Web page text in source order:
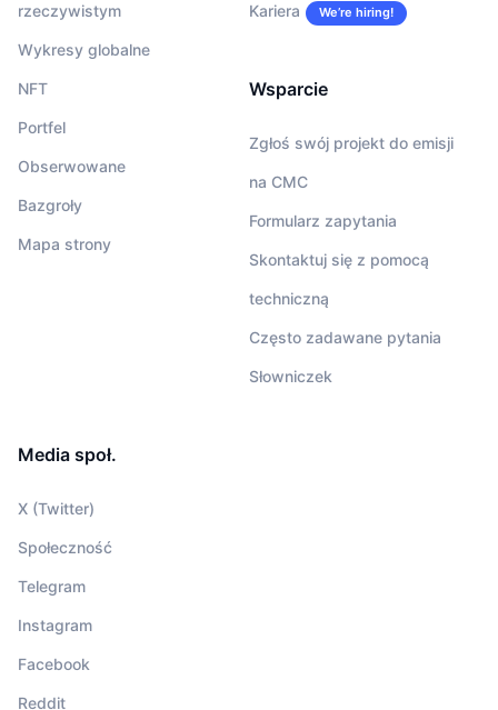
rzeczywistym
Wykresy globalne
NFT
Portfel
Obserwowane
Bazgroły
Mapa strony
Kariera We’re hiring!
Wsparcie
Zgłoś swój projekt do emisji
na CMC
Formularz zapytania
Skontaktuj się z pomocą
techniczną
Często zadawane pytania
Słowniczek
Media społ.
X (Twitter)
Społeczność
Telegram
Instagram
Facebook
Reddit